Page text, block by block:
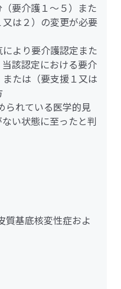
要介護１～５）また
は２）の変更が必要
より要介護認定また
該認定における要介
たは（要支援１又は
られている医学的見
い状態に至ったと判
質基底核変性症およ